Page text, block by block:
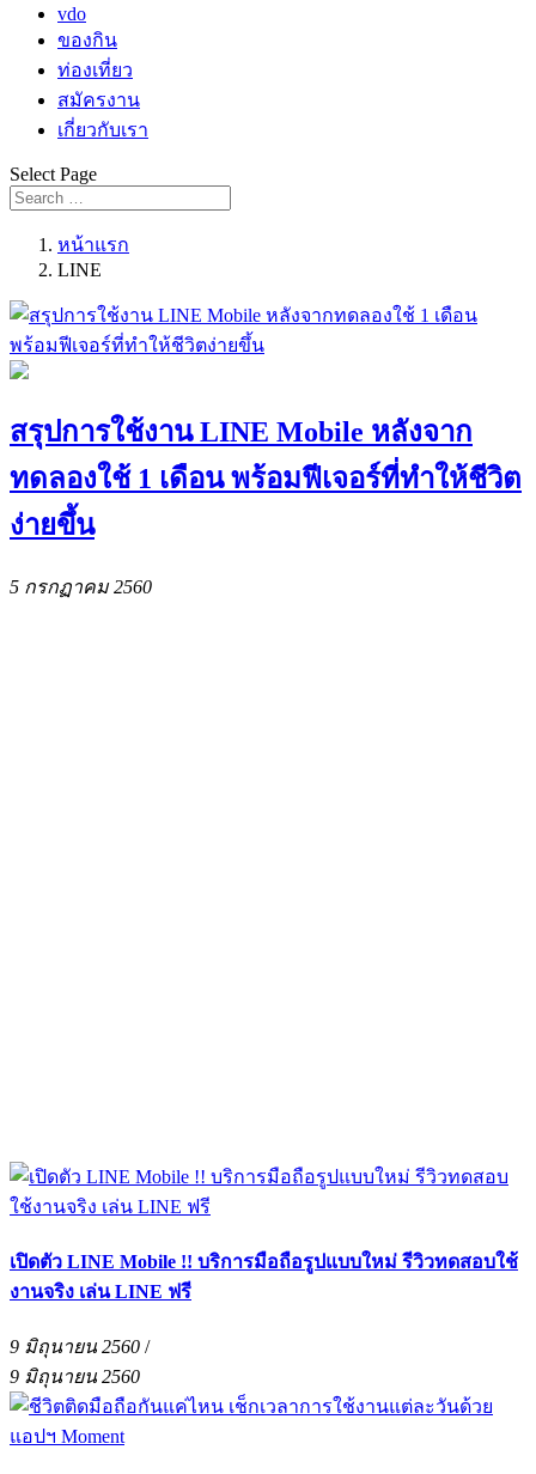
vdo
ของกิน
ท่องเที่ยว
สมัครงาน
เกี่ยวกับเรา
Select Page
หน้าแรก
LINE
สรุปการใช้งาน LINE Mobile หลังจาก
ทดลองใช้ 1 เดือน พร้อมฟีเจอร์ที่ทำให้ชีวิต
ง่ายขึ้น
5 กรกฏาคม 2560
เปิดตัว LINE Mobile !! บริการมือถือรูปแบบใหม่ รีวิวทดสอบใช้
งานจริง เล่น LINE ฟรี
9 มิถุนายน 2560 /
9 มิถุนายน 2560